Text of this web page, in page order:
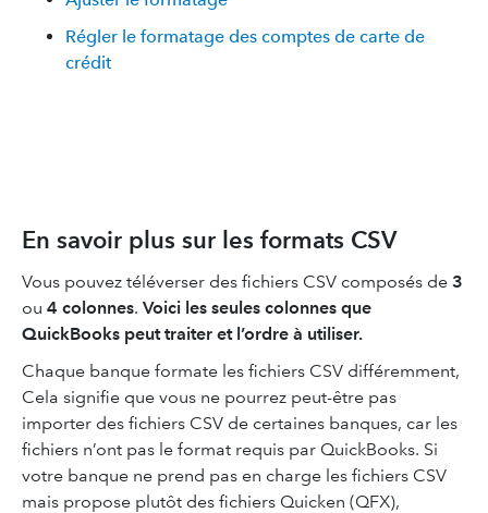
Régler le formatage des comptes de carte de
crédit
En savoir plus sur les formats CSV
Vous pouvez téléverser des fichiers CSV composés de 3
ou 4 colonnes. Voici les seules colonnes que
QuickBooks peut traiter et l’ordre à utiliser.
Chaque banque formate les fichiers CSV différemment,
Cela signifie que vous ne pourrez peut-être pas
importer des fichiers CSV de certaines banques, car les
fichiers n’ont pas le format requis par QuickBooks. Si
votre banque ne prend pas en charge les fichiers CSV
mais propose plutôt des fichiers Quicken (QFX),